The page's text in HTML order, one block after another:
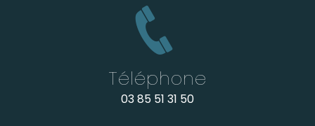
Téléphone
03 85 51 31 50